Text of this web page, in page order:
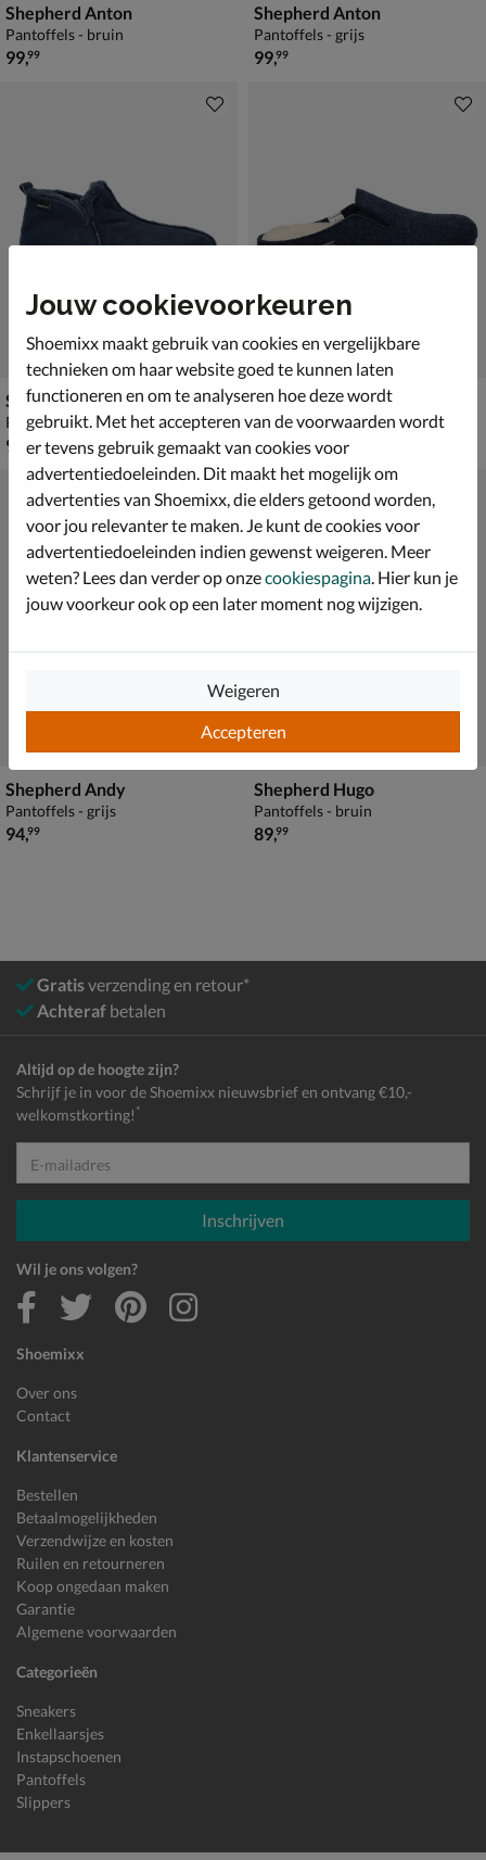
Shepherd Anton
Pantoffels - bruin
€ 99,99
99,99
Shepherd Anton
Pantoffels - grijs
€ 99,99
99,99
Shepherd Anton
Pantoffels - blauw
€ 99,99
99 ,99
Shepherd Chris
Pantoffels - blauw
van € 69,99 voor € 48,99
69,99 48, 99
Shepherd Andy
Pantoffels - grijs
€ 94,99
94,99
Shepherd Hugo
Pantoffels - bruin
€ 89,99
89,99
Gratisverzending en retour*
Achteraf betalen
Shoemixx
Over ons
Contact
Klantenservice
Bestellen
Betaalmogelijkheden
Verzendwijze en kosten
Ruilen en retourneren
Koop ongedaan maken
Garantie
Algemene voorwaarden
Categorieën
Sneakers
Enkellaarsjes
Instapschoenen
Pantoffels
Slippers
Altijd op de hoogte zijn?
Schrijf je in voor de Shoemixx nieuwsbrief en ontvang €10,-
welkomstkorting! *
E-mailadres
Inschrijven
Wil je ons volgen?
Jouw cookievoorkeuren
Shoemixx maakt gebruik van cookies en vergelijkbare
technieken om haar website goed te kunnen laten
functioneren en om te analyseren hoe deze wordt
gebruikt. Met het accepteren van de voorwaarden wordt
er tevens gebruik gemaakt van cookies voor
advertentiedoeleinden. Dit maakt het mogelijk om
advertenties van Shoemixx, die elders getoond worden,
voor jou relevanter te maken. Je kunt de cookies voor
advertentiedoeleinden indien gewenst weigeren. Meer
weten? Lees dan verder op onzecookiespagina. Hier kun je
jouw voorkeur ook op een later moment nog wijzigen.
Accepteren
Weigeren